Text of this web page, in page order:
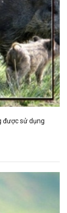
được sử dụng